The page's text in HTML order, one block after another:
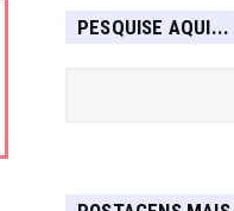
PESQUISE AQUI...